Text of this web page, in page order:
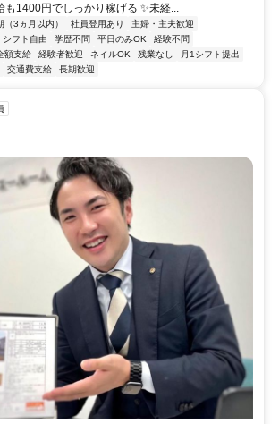
も1400円でしっかり稼げる ✨未経...
（3ヵ月以内） 社員登用あり
主婦・主夫歓迎
シフト自由 学歴不問 平日のみOK
経験不問
額支給 経験者歓迎 ネイルOK 残業なし
月1シフト提出
交通費支給 長期歓迎